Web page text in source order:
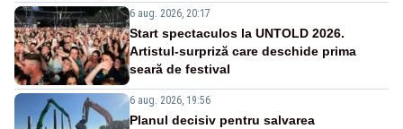
6 aug. 2026, 20:17
Start spectaculos la UNTOLD 2026.
Artistul-surpriză care deschide prima
seară de festival
6 aug. 2026, 19:56
Planul decisiv pentru salvarea